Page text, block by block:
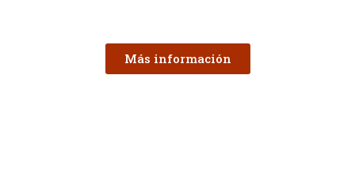
Más información